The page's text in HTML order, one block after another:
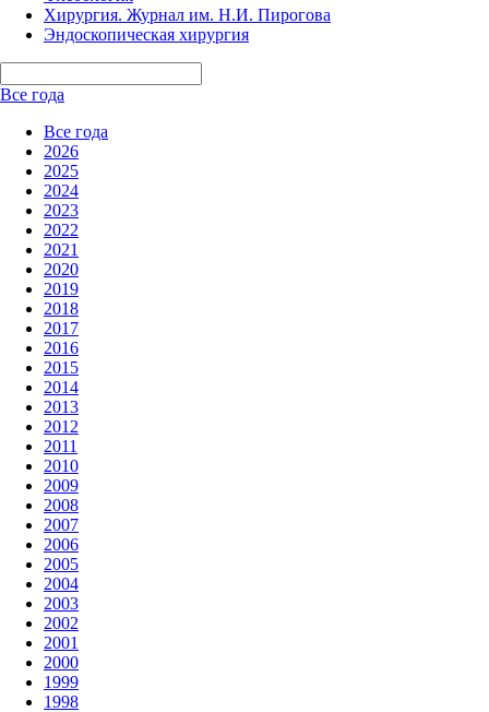
Хирургия. Журнал им. Н.И. Пирогова
Эндоскопическая хирургия
Все года
Все года
2026
2025
2024
2023
2022
2021
2020
2019
2018
2017
2016
2015
2014
2013
2012
2011
2010
2009
2008
2007
2006
2005
2004
2003
2002
2001
2000
1999
1998